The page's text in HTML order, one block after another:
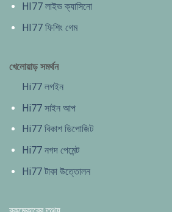
HI77 লাইভ ক্যাসিনো
HI77 ফিশিং গেম
খেলোয়াড় সমর্থন
Hi77 লগইন
Hi77 সাইন আপ
Hi77 বিকাশ ডিপোজিট
Hi77 নগদ পেমেন্ট
Hi77 টাকা উত্তোলন